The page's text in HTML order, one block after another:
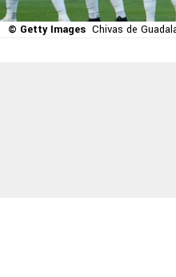
© Getty Images Chivas de